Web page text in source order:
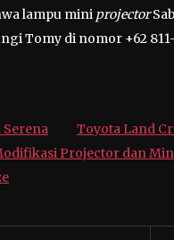
lampu mini projector
Tomy di nomor +62
Toyota Land
Projector dan